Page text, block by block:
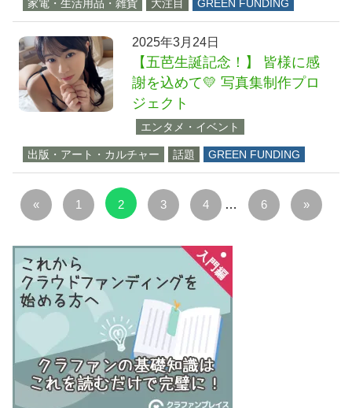
家電・生活用品・雑貨 大注目 GREEN FUNDING
2025年3月24日
【五芭生誕記念！】 皆様に感
謝を込めて💛 写真集制作プロ
ジェクト
エンタメ・イベント
出版・アート・カルチャー 話題 GREEN FUNDING
投
稿
ペ
ー
ジ
送
«前
の
事
1 2 3 4 … 6
次
の
»